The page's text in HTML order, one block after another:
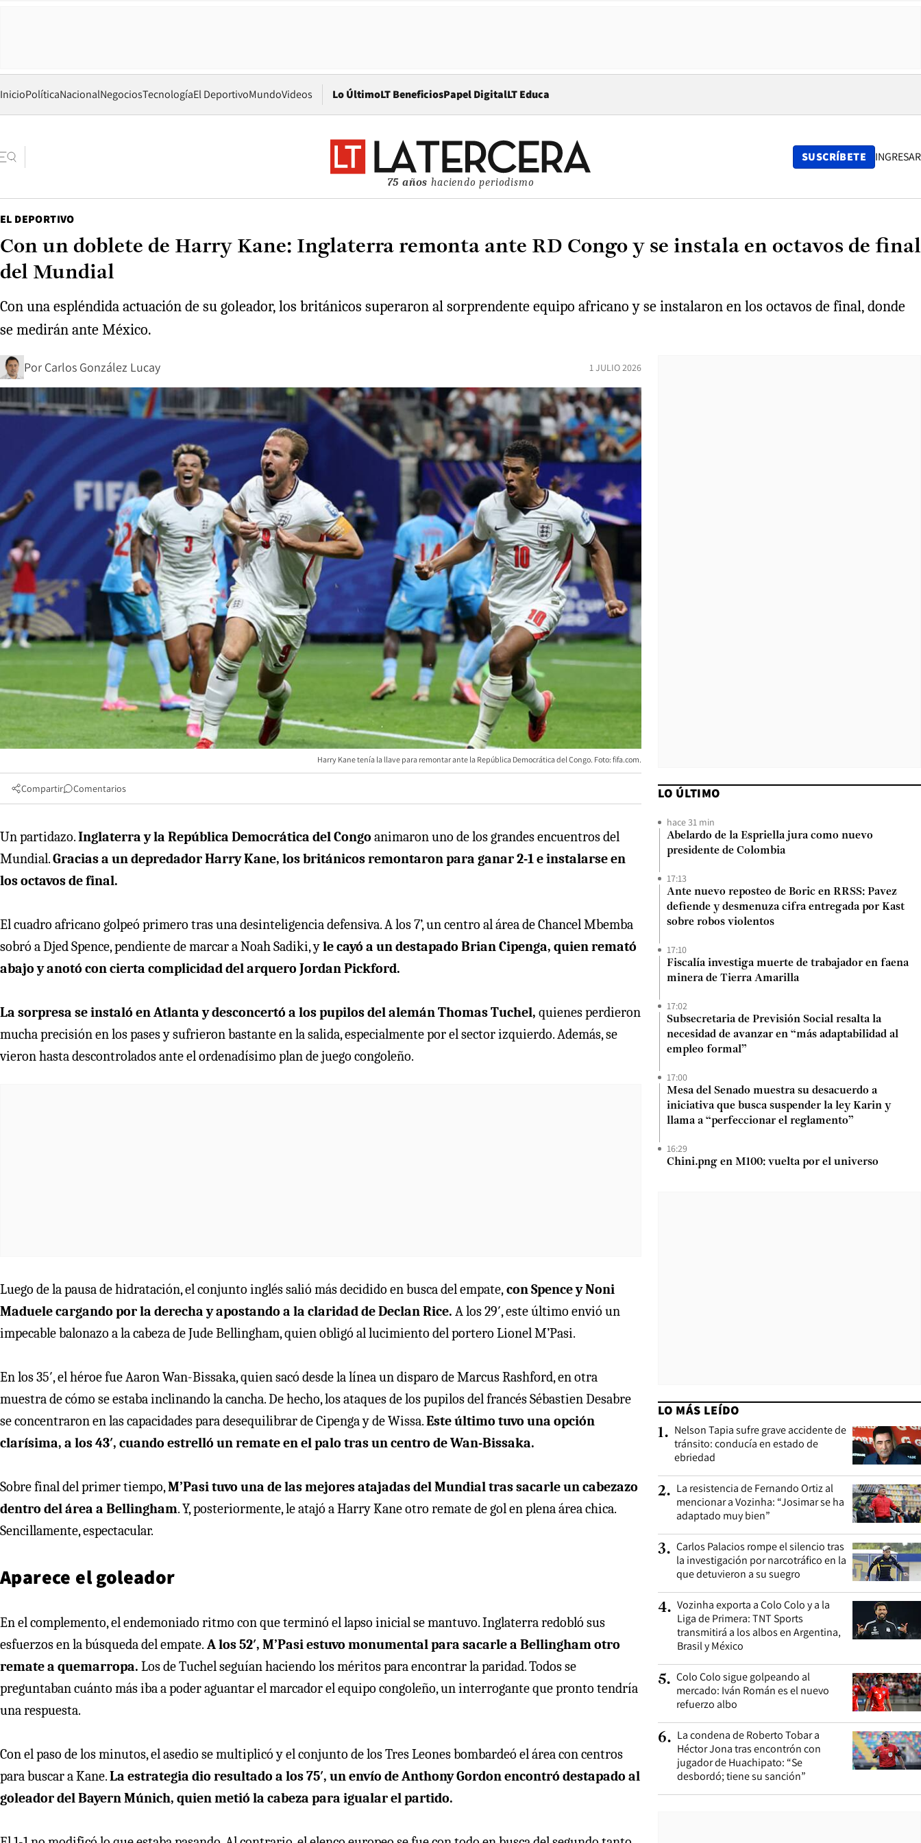
InicioPolíticaNacionalNegociosTecnologíaEl DeportivoMundoVideos Lo ÚltimoLT BeneficiosPapel DigitalOpens in new window
LT Educa
75 años haciendo periodismo
SUSCRÍBETE INGRESAR
EL DEPORTIVO
Con un doblete de Harry Kane: Inglaterra remonta ante RD Congo y se instala en octavos de final
del Mundial
Con una espléndida actuación de su goleador, los británicos superaron al sorprendente equipo africano y se instalaron en los octavos de final, donde
se medirán ante México.
Por Carlos González Lucay 1 JULIO 2026
Harry Kane tenía la llave para remontar ante la República Democrática del Congo. Foto: fifa.com.
Compartir Comentarios
Un partidazo.Inglaterra y la República Democrática del Congo animaron uno de los grandes encuentros del
Mundial.Gracias a un depredador Harry Kane, los británicos remontaron para ganar 2-1 e instalarse en
los octavos de final.
El cuadro africano golpeó primero tras una desinteligencia defensiva. A los 7’, un centro al área de Chancel Mbemba
sobró a Djed Spence, pendiente de marcar a Noah Sadiki, yle cayó a un destapado Brian Cipenga, quien remató
abajo y anotó con cierta complicidad del arquero Jordan Pickford.
La sorpresa se instaló en Atlanta y desconcertó a los pupilos del alemán Thomas Tuchel, quienes perdieron
mucha precisión en los pases y sufrieron bastante en la salida, especialmente por el sector izquierdo. Además, se
vieron hasta descontrolados ante el ordenadísimo plan de juego congoleño.
Luego de la pausa de hidratación, el conjunto inglés salió más decidido en busca del empate,con Spence y Noni
Maduele cargando por la derecha y apostando a la claridad de Declan Rice. A los 29′, este último envió un
impecable balonazo a la cabeza de Jude Bellingham, quien obligó al lucimiento del portero Lionel M’Pasi.
En los 35′, el héroe fue Aaron Wan-Bissaka, quien sacó desde la línea un disparo de Marcus Rashford, en otra
muestra de cómo se estaba inclinando la cancha. De hecho, los ataques de los pupilos del francés Sébastien Desabre
se concentraron en las capacidades para desequilibrar de Cipenga y de Wissa.Este último tuvo una opción
clarísima, a los 43′, cuando estrelló un remate en el palo tras un centro de Wan-Bissaka.
Sobre final del primer tiempo,M’Pasi tuvo una de las mejores atajadas del Mundial tras sacarle un cabezazo
dentro del área a Bellingham. Y, posteriormente, le atajó a Harry Kane otro remate de gol en plena área chica.
Sencillamente, espectacular.
Aparece el goleador
En el complemento, el endemoniado ritmo con que terminó el lapso inicial se mantuvo. Inglaterra redobló sus
esfuerzos en la búsqueda del empate. A los 52′, M’Pasi estuvo monumental para sacarle a Bellingham otro
remate a quemarropa. Los de Tuchel seguían haciendo los méritos para encontrar la paridad. Todos se
preguntaban cuánto más iba a poder aguantar el marcador el equipo congoleño, un interrogante que pronto tendría
una respuesta.
Con el paso de los minutos, el asedio se multiplicó y el conjunto de los Tres Leones bombardeó el área con centros
para buscar a Kane.La estrategia dio resultado a los 75′, un envío de Anthony Gordon encontró destapado al
goleador del Bayern Múnich, quien metió la cabeza para igualar el partido.
LO ÚLTIMO
hace 31 min
Abelardo de la Espriella jura como nuevo
presidente de Colombia
17:13
Ante nuevo reposteo de Boric en RRSS: Pavez
defiende y desmenuza cifra entregada por Kast
sobre robos violentos
17:10
Fiscalía investiga muerte de trabajador en faena
minera de Tierra Amarilla
17:02
Subsecretaria de Previsión Social resalta la
necesidad de avanzar en “más adaptabilidad al
empleo formal”
17:00
Mesa del Senado muestra su desacuerdo a
iniciativa que busca suspender la ley Karin y
llama a “perfeccionar el reglamento”
16:29
Chini.png en M100: vuelta por el universo
LO MÁS LEÍDO
1. Nelson Tapia sufre grave accidente de
tránsito: conducía en estado de
ebriedad
2. La resistencia de Fernando Ortiz al
mencionar a Vozinha: “Josimar se ha
adaptado muy bien”
3. Carlos Palacios rompe el silencio tras
la investigación por narcotráfico en la
que detuvieron a su suegro
4. Vozinha exporta a Colo Colo y a la
Liga de Primera: TNT Sports
transmitirá a los albos en Argentina,
Brasil y México
5. Colo Colo sigue golpeando al
mercado: Iván Román es el nuevo
refuerzo albo
6. La condena de Roberto Tobar a
Héctor Jona tras encontrón con
jugador de Huachipato: “Se
desbordó; tiene su sanción”